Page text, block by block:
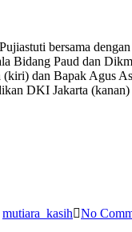
bersama
Bidang Paud dan
dan Bapak Agus
DKI Jakarta (kanan)
mutiara_kasih
No